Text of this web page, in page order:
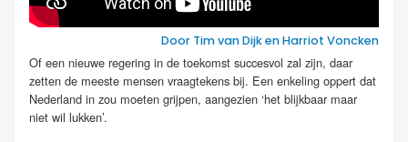
Door Tim van Dijk en Harriot Voncken
Of een nieuwe regering in de toekomst succesvol zal zijn, daar
zetten de meeste mensen vraagtekens bij. Een enkeling oppert dat
Nederland in zou moeten grijpen, aangezien ‘het blijkbaar maar
niet wil lukken’.